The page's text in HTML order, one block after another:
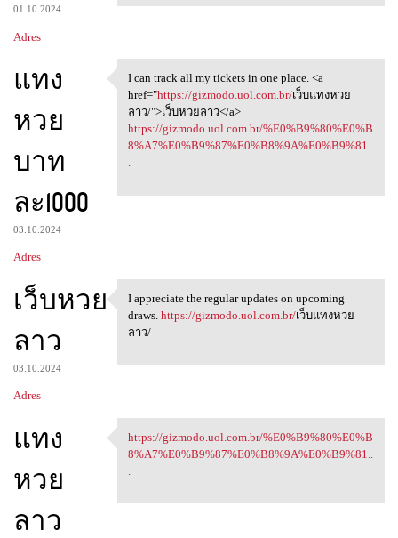
01.10.2024
Adres
แทง
หวย
บาท
ละ1000
03.10.2024
Adres
I can track all my tickets in
I can track all my tickets in one place. <a
href="https://gizmodo.uol.com.br/เว็บแทงหวย
ลาว/">เว็บหวยลาว</a>
https://gizmodo.uol.com.br/%E0%B9%80%E0%B
8%A7%E0%B9%87%E0%B8%9A%E0%B9%81..
.
เว็บหวย
ลาว
03.10.2024
Adres
I appreciate the regular
I appreciate the regular updates on upcoming
draws. https://gizmodo.uol.com.br/เว็บแทงหวย
ลาว/
แทง
หวย
ลาว
https://gizmodo.uol.com.br/
https://gizmodo.uol.com.br/%E0%B9%80%E0%B
8%A7%E0%B9%87%E0%B8%9A%E0%B9%81..